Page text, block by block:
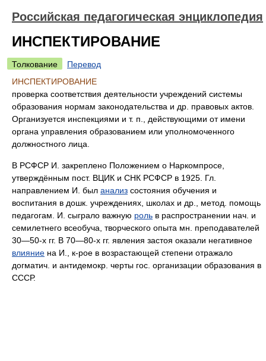
Российская педагогическая энциклопедия
ИНСПЕКТИРОВАНИЕ
Толкование
Перевод
ИНСПЕКТИРОВАНИЕ
проверка соответствия деятельности учреждений системы
образования нормам законодательства и др. правовых актов.
Организуется инспекциями и т. п., действующими от имени
органа управления образованием или уполномоченного
должностного лица.
В РСФСР И. закреплено Положением о Наркомпросе,
утверждённым пост. ВЦИК и СНК РСФСР в 1925. Гл.
направлением И. был анализ состояния обучения и
воспитания в дошк. учреждениях, школах и др., метод. помощь
педагогам. И. сыграло важную роль в распространении нач. и
семилетнего всеобуча, творческого опыта мн. преподавателей
30—50-х гг. В 70—80-х гг. явления застоя оказали негативное
влияние на И., к-рое в возрастающей степени отражало
догматич. и антидемокр. черты гос. организации образования в
СССР.